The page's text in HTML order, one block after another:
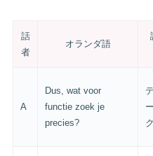
話
者
オランダ語
A
Dus, wat voor
functie zoek je
precies?